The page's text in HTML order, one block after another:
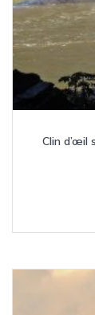
Clin d’œil